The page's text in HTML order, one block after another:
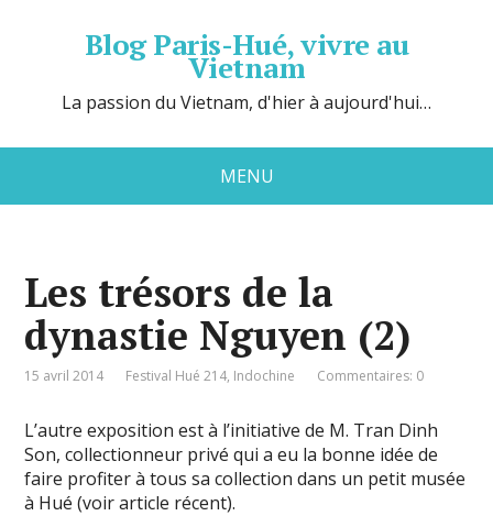
Blog Paris-Hué, vivre au
Vietnam
La passion du Vietnam, d'hier à aujourd'hui…
MENU
Les trésors de la
dynastie Nguyen (2)
15 avril 2014 Festival Hué 214, Indochine Commentaires: 0
L’autre exposition est à l’initiative de M. Tran Dinh
Son, collectionneur privé qui a eu la bonne idée de
faire profiter à tous sa collection dans un petit musée
à Hué (voir article récent).